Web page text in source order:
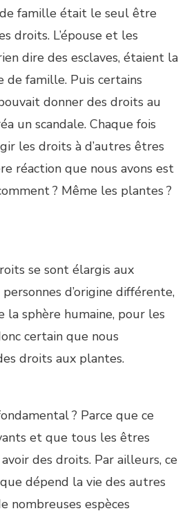
famille était le seul être
droits. L’épouse et les
dire des esclaves, étaient la
famille. Puis certains
donner des droits au
un scandale. Chaque fois
les droits à d’autres êtres
réaction que nous avons est
? Même les plantes ?
se sont élargis aux
d’origine différente,
la sphère humaine, pour les
certain que nous
droits aux plantes.
? Parce que ce
et que tous les êtres
des droits. Par ailleurs, ce
dépend la vie des autres
nombreuses espèces